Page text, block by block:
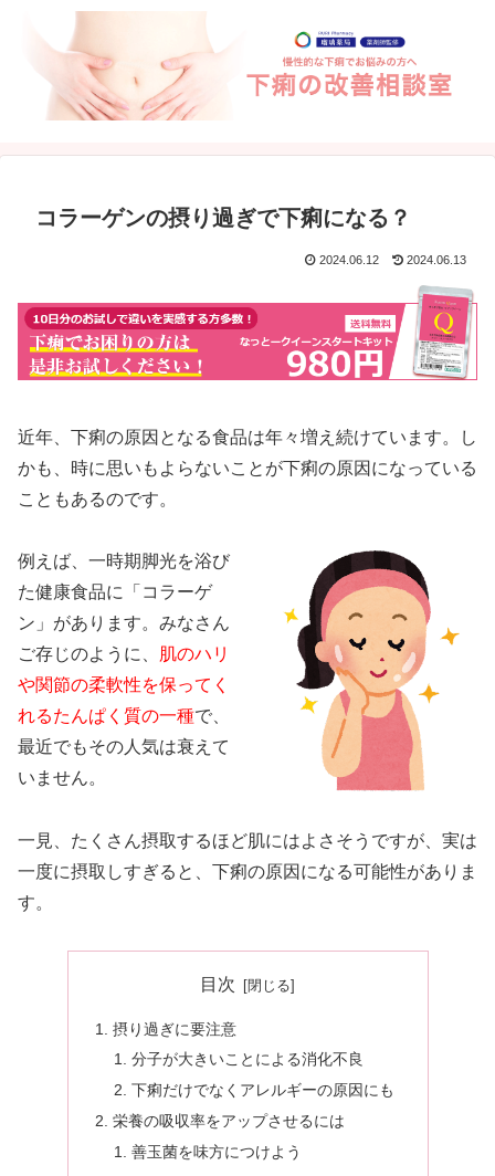
コラーゲンの摂り過ぎで下痢になる？
2024.06.12 2024.06.13
近年、下痢の原因となる食品は年々増え続けています。し
かも、時に思いもよらないことが下痢の原因になっている
こともあるのです。
例えば、一時期脚光を浴び
た健康食品に「コラーゲ
ン」があります。みなさん
ご存じのように、 肌のハリ
や関節の柔軟性を保ってく
れるたんぱく質の一種で、
最近でもその人気は衰えて
いません。
一見、たくさん摂取するほど肌にはよさそうですが、実は
一度に摂取しすぎると、下痢の原因になる可能性がありま
す。
目次
摂り過ぎに要注意
分子が大きいことによる消化不良
下痢だけでなくアレルギーの原因にも
栄養の吸収率をアップさせるには
善玉菌を味方につけよう